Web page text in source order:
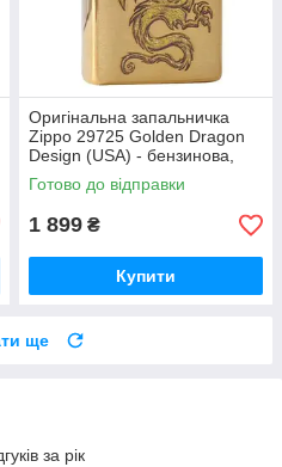
Оригінальна запальничка
Zippo 29725 Golden Dragon
Design (USA) - бензинова,
вітростійка, преміальний
подарунок Можливе
гравіювання
Готово до відправки
1 899 ₴
Купити
ще
за рік